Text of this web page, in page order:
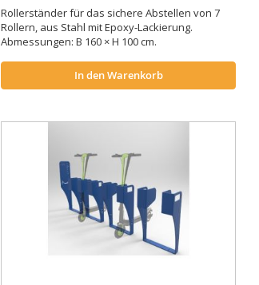
Rollerständer für das sichere Abstellen von 7
Rollern, aus Stahl mit Epoxy-Lackierung.
Abmessungen: B 160 × H 100 cm.
In den Warenkorb